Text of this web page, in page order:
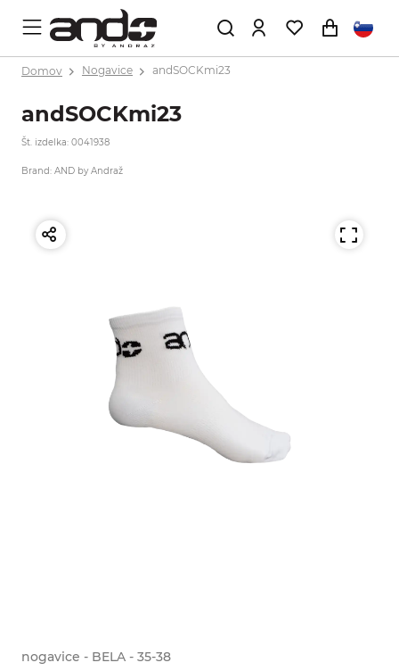
Domov Nogavice andSOCKmi23
andSOCKmi23
Št. izdelka: 0041938
Brand: AND by Andraž
nogavice - BELA - 35-38